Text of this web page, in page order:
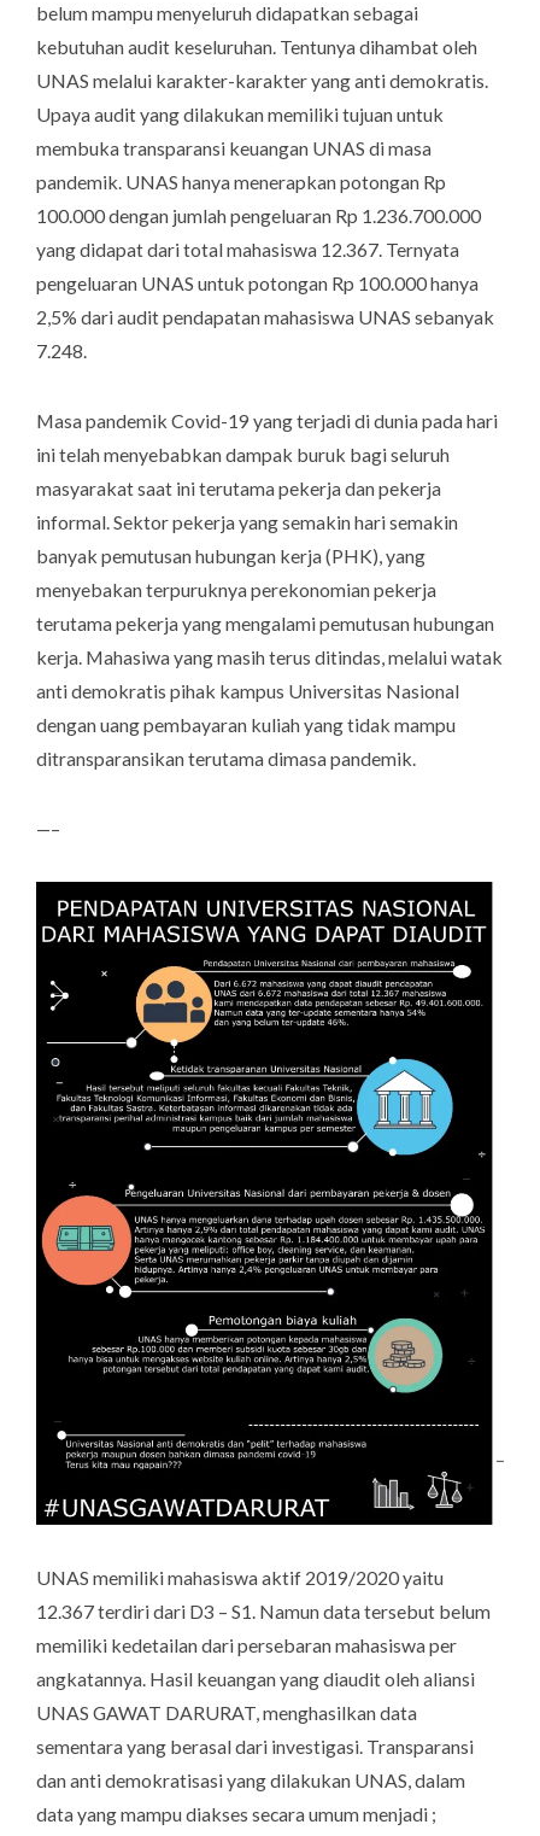
belum mampu menyeluruh didapatkan sebagai
kebutuhan audit keseluruhan. Tentunya dihambat oleh
UNAS melalui karakter-karakter yang anti demokratis.
Upaya audit yang dilakukan memiliki tujuan untuk
membuka transparansi keuangan UNAS di masa
pandemik. UNAS hanya menerapkan potongan Rp
100.000 dengan jumlah pengeluaran Rp 1.236.700.000
yang didapat dari total mahasiswa 12.367. Ternyata
pengeluaran UNAS untuk potongan Rp 100.000 hanya
2,5% dari audit pendapatan mahasiswa UNAS sebanyak
7.248.
Masa pandemik Covid-19 yang terjadi di dunia pada hari
ini telah menyebabkan dampak buruk bagi seluruh
masyarakat saat ini terutama pekerja dan pekerja
informal. Sektor pekerja yang semakin hari semakin
banyak pemutusan hubungan kerja (PHK), yang
menyebakan terpuruknya perekonomian pekerja
terutama pekerja yang mengalami pemutusan hubungan
kerja. Mahasiwa yang masih terus ditindas, melalui watak
anti demokratis pihak kampus Universitas Nasional
dengan uang pembayaran kuliah yang tidak mampu
ditransparansikan terutama dimasa pandemik.
—–
UNAS memiliki mahasiswa aktif 2019/2020 yaitu
12.367 terdiri dari D3 – S1. Namun data tersebut belum
memiliki kedetailan dari persebaran mahasiswa per
angkatannya. Hasil keuangan yang diaudit oleh aliansi
UNAS GAWAT DARURAT, menghasilkan data
sementara yang berasal dari investigasi. Transparansi
dan anti demokratisasi yang dilakukan UNAS, dalam
data yang mampu diakses secara umum menjadi ;